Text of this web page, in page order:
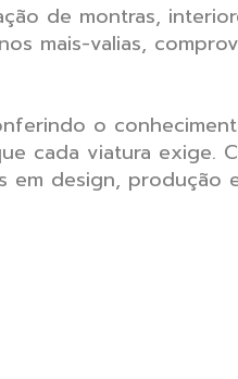
de montras,
mais-valias,
o
cada viatura exige.
em design, produção